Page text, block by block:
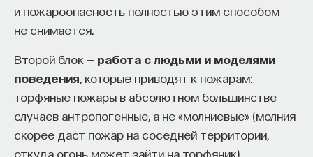
и пожароопасность полностью этим способом
не снимается.
Второй блок — работа с людьми и моделями
поведения , которые приводят к пожарам:
торфяные пожары в абсолютном большинстве
случаев антропогенные, а не «молниевые» (молния
скорее даст пожар на соседней территории,
откуда огонь может зайти на торфяник).
3/30/2022
НАД МАТЕРИАЛОМ РАБОТАЛИ